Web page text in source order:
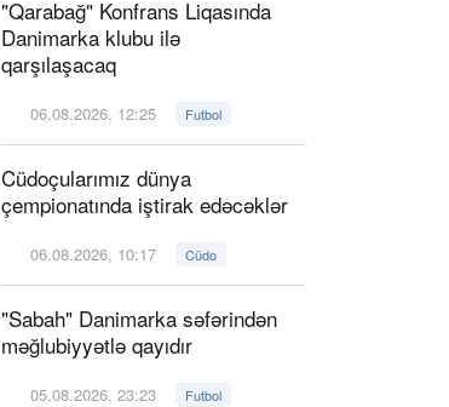
"Qarabağ" Konfrans Liqasında
Danimarka klubu ilə
qarşılaşacaq
06.08.2026, 12:25 Futbol
Cüdoçularımız dünya
çempionatında iştirak edəcəklər
06.08.2026, 10:17 Cüdo
"Sabah" Danimarka səfərindən
məğlubiyyətlə qayıdır
05.08.2026, 23:23 Futbol